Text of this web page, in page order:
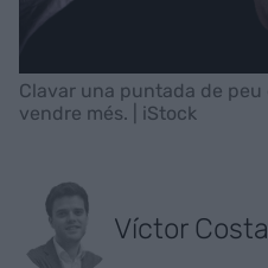
Clavar una puntada de peu
vendre més. | iStock
Víctor Costa